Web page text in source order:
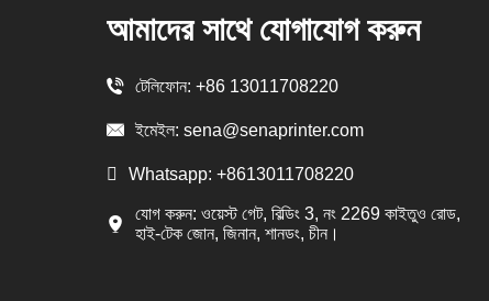
আমাদের সাথে যোগাযোগ করুন
টেলিফোন:+86 13011708220
ইমেইল:sena@senaprinter.com
Whatsapp:+8613011708220
যোগ করুন: ওয়েস্ট গেট, বিল্ডিং 3, নং 2269 কাইতুও রোড,
হাই-টেক জোন, জিনান, শানডং, চীন।